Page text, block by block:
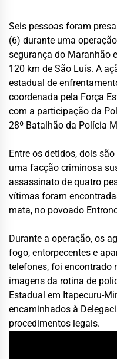
Seis pessoas foram
(6) durante uma
segurança do Maranhão
120 km de São Luís. A
estadual de
coordenada pela Força
com a participação da
28º Batalhão da Polícia
Entre os detidos, dois
uma facção criminosa
assassinato de quatro
vítimas foram
mata, no povoado
Durante a operação, os
fogo, entorpecentes e
telefones, foi encontrado
imagens da rotina de
Estadual em Itapecuru-
encaminhados à
procedimentos legais.